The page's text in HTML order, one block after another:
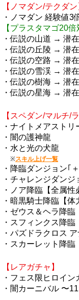
【ノマダン/テクダン
・ノマダン 経験値3
【プラスタマゴ20
・伝説の山道 → 潜
・伝説の丘陵 → 潜
・伝説の空路 → 潜
・伝説の雪渓 → 潜
・伝説の樹海 → 潜
・伝説の星海 → 潜
【スペダン/マルチ/
・ナイトメアストリ
・闇の護神龍
・水と光の犬龍
※スキル上げ一覧
・降臨ダンジョン｢
・チャレンジダンジ
・ノア降臨【全属性
・暗黒騎士降臨【体
・ゼウス＆ヘラ降臨
・スフィンクス降臨
・パズドラクロス
・スカーレット降臨
【レアガチャ】
・フェス限ヒロイン
・闇カーニバル 〜